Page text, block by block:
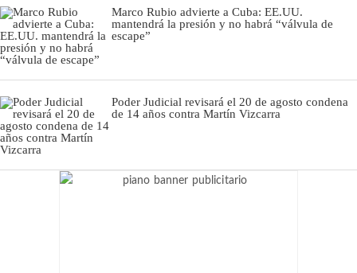
Marco Rubio advierte a Cuba: EE.UU.
mantendrá la presión y no habrá “válvula de
escape”
Poder Judicial revisará el 20 de agosto condena
de 14 años contra Martín Vizcarra